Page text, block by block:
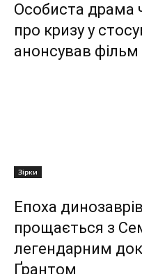
Особиста драма
про кризу у
анонсував фільм
Зірки
Епоха
прощається з
легендарним
Ґрантом